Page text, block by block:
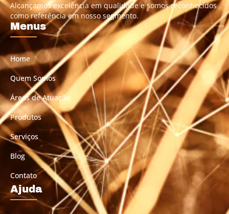
Alcançamos excelência em qualidade e somos reconhecidos
como referência em nosso segmento.
Menus
Home
Quem Somos
Áreas de Atuação
Produtos
Serviços
Blog
Contato
Ajuda